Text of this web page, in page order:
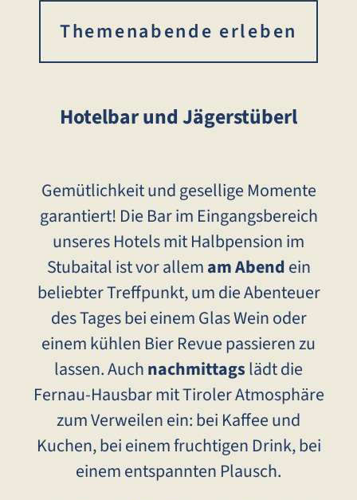
Themenabende erleben
Hotelbar und Jägerstüberl
Gemütlichkeit und gesellige Momente
garantiert! Die Bar im Eingangsbereich
unseres Hotels mit Halbpension im
Stubaital ist vor allemam Abendein
beliebter Treffpunkt, um die Abenteuer
des Tages bei einem Glas Wein oder
einem kühlen Bier Revue passieren zu
lassen. Auchnachmittagslädt die
Fernau-Hausbar mit Tiroler Atmosphäre
zum Verweilen ein: bei Kaffee und
Kuchen, bei einem fruchtigen Drink, bei
einem entspannten Plausch.